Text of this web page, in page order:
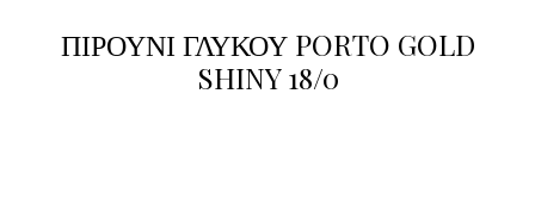
ΠΙΡΟΥΝΙ ΓΛΥΚΟΥ PORTO GOLD
SHINY 18/0